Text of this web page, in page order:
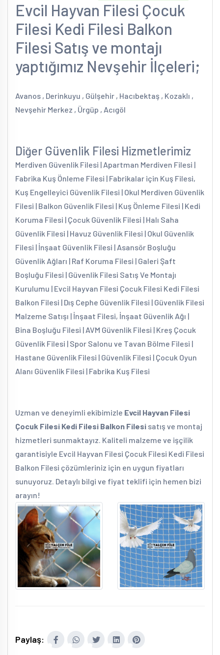
Evcil Hayvan Filesi Çocuk
Filesi Kedi Filesi Balkon
Filesi Satış ve montajı
yaptığımız Nevşehir İlçeleri;
Avanos , Derinkuyu , Gülşehir , Hacıbektaş , Kozaklı ,
Nevşehir Merkez , Ürgüp , Acıgöl
Diğer Güvenlik Filesi Hizmetlerimiz
Merdiven Güvenlik Filesi | Apartman Merdiven Filesi |
Fabrika Kuş Önleme Filesi | Fabrikalar için Kuş Filesi,
Kuş Engelleyici Güvenlik Filesi | Okul Merdiven Güvenlik
Filesi | Balkon Güvenlik Filesi | Kuş Önleme Filesi | Kedi
Koruma Filesi | Çocuk Güvenlik Filesi | Halı Saha
Güvenlik Filesi | Havuz Güvenlik Filesi | Okul Güvenlik
Filesi | İnşaat Güvenlik Filesi | Asansör Boşluğu
Güvenlik Ağları | Raf Koruma Filesi | Galeri Şaft
Boşluğu Filesi | Güvenlik Filesi Satış Ve Montajı
Kurulumu | Evcil Hayvan Filesi Çocuk Filesi Kedi Filesi
Balkon Filesi | Dış Cephe Güvenlik Filesi | Güvenlik Filesi
Malzeme Satışı | İnşaat Filesi, İnşaat Güvenlik Ağı |
Bina Boşluğu Filesi | AVM Güvenlik Filesi | Kreş Çocuk
Güvenlik Filesi | Spor Salonu ve Tavan Bölme Filesi |
Hastane Güvenlik Filesi | Güvenlik Filesi | Çocuk Oyun
Alanı Güvenlik Filesi | Fabrika Kuş Filesi
Uzman ve deneyimli ekibimizle Evcil Hayvan Filesi
Çocuk Filesi Kedi Filesi Balkon Filesi satış ve montaj
hizmetleri sunmaktayız. Kaliteli malzeme ve işçilik
garantisiyle Evcil Hayvan Filesi Çocuk Filesi Kedi Filesi
Balkon Filesi çözümleriniz için en uygun fiyatları
sunuyoruz. Detaylı bilgi ve fiyat teklifi için hemen bizi
arayın!
Paylaş: